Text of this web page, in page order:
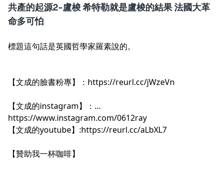
共產的起源2-盧梭 希特勒就是盧梭的結果 法國大革
命多可怕
標題這句話是英國哲學家羅素說的。
【文成的臉書粉專】： https://reurl.cc/jWzeVn
【文成的instagram】：
https://www.instagram.com/0612ray
【文成的youtube】:https://reurl.cc/aLbXL7
【贊助我一杯咖啡】